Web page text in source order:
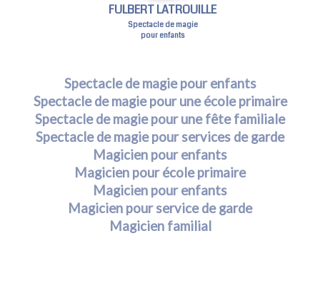
FULBERT LATROUILLE
Spectacle de magie
pour enfants
Spectacle de magie pour enfants
Spectacle de magie pour une école primaire
Spectacle de magie pour une fête familiale
Spectacle de magie pour services de garde
Magicien pour enfants
Magicien pour école primaire
Magicien pour enfants
Magicien pour service de garde
Magicien familial